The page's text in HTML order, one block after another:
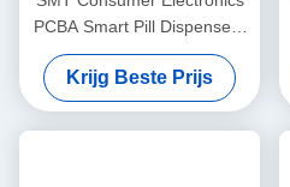
PCBA Smart Pill Dispensers
Printed Circuit Board
Assemblage
Krijg Beste Prijs